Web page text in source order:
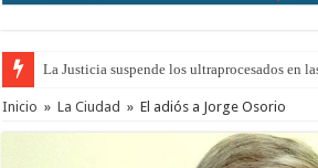
La Justicia suspende los ultraprocesados en
Inicio » La Ciudad » El adiós a Jorge Osorio